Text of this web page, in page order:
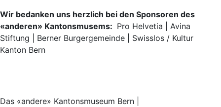
Wir bedanken uns herzlich bei den Sponsoren des
«anderen» Kantonsmusems: Pro Helvetia | Avina
Stiftung | Berner Burgergemeinde | Swisslos / Kultur
Kanton Bern
Das «andere» Kantonsmuseum Bern |